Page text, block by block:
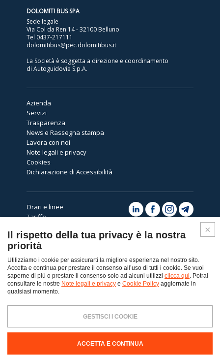
DOLOMITI BUS SPA
Sede legale
Via Col da Ren 14 - 32100 Belluno
Tel 0437-217111
dolomitibus@pec.dolomitibus.it
La Società è soggetta a direzione e coordinamento
di Autoguidovie S.p.A.
Azienda
Servizi
Trasparenza
News e Rassegna stampa
Lavora con noi
Note legali e privacy
Cookies
Dichiarazione di Accessibilità
Orari e linee
Tariffe
Assistenza
Dolomiti Bus SpA Via Col da Ren, 14 32100 Belluno - Tel. 0437-217111
PEC:dolomitibus@pec.dolomitibus.it
Codice Destinatario: KUPCRMI
Capitale Sociale € 8.935.962,50 i.v. - Registro Imprese Belluno, Partita
IVA e Codice Fiscale 00057190258 - R.E.A. Belluno n.2298 - La Società è
Il rispetto della tua privacy è la nostra
priorità
Utilizziamo i cookie per assicurarti la migliore esperienza nel nostro sito.
Accetta e continua per prestare il consenso all’uso di tutti i cookie. Se vuoi
saperne di più o prestare il consenso solo ad alcuni utilizzi clicca qui. Potrai
consultare le nostre Note legali e privacy e Cookie Policy aggiornate in
qualsiasi momento.
GESTISCI I COOKIE
ACCETTA E CONTINUA